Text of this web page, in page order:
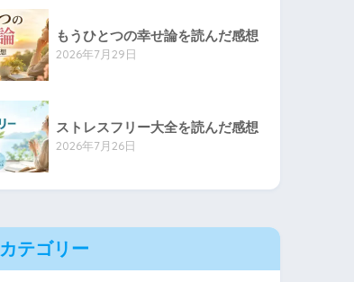
もうひとつの幸せ論を読んだ感想
2026年7月29日
ストレスフリー大全を読んだ感想
2026年7月26日
カテゴリー